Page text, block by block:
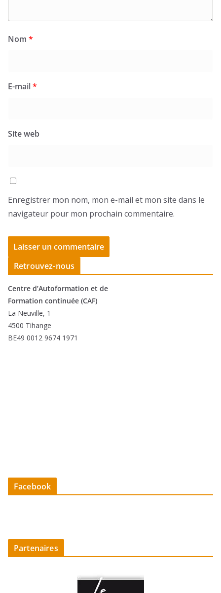
Nom *
E-mail*
Site web
Enregistrer mon nom, mon e-mail et mon site dans le
navigateur pour mon prochain commentaire.
Retrouvez-nous
Centre d’Autoformation et de
Formation continuée (CAF)
La Neuville, 1
4500 Tihange
BE49 0012 9674 1971
Facebook
Partenaires